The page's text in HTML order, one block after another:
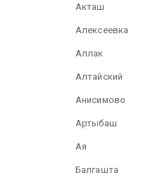
Акташ
Алексеевка
Аллак
Алтайский
Анисимово
Артыбаш
Ая
Балгашта